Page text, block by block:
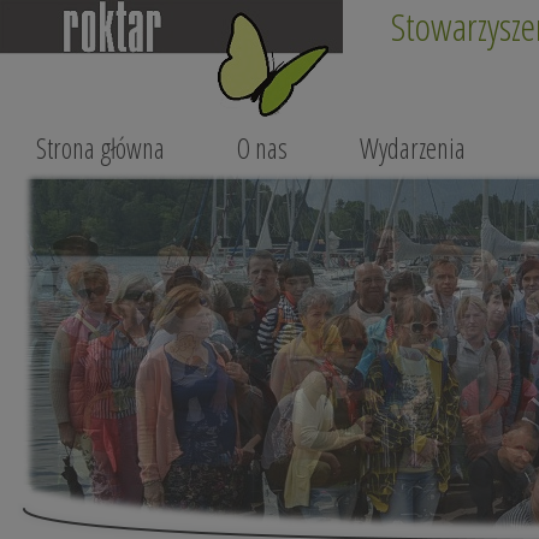
Strona główna O nas Wydarzenia